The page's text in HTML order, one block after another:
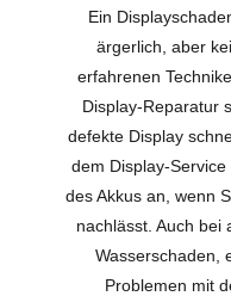
Ein
ärgerlich, aber
erfahrenen
Display-Reparatur
defekte Display
dem Display-
des Akkus an, wenn
nachlässt. Auch bei
Wasserschaden,
Problemen mit